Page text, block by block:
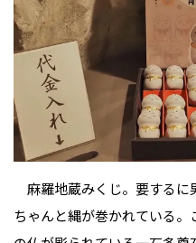
麻羅地蔵みくじ。要するに
ちゃんと縄が巻かれている